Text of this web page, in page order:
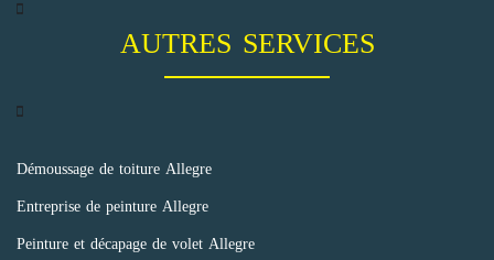
AUTRES SERVICES
Démoussage de toiture Allegre
Entreprise de peinture Allegre
Peinture et décapage de volet Allegre